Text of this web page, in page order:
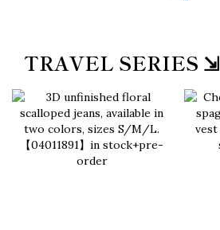
TRAVEL SERIES ⇲